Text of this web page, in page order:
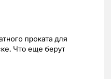
проката для
Что еще берут